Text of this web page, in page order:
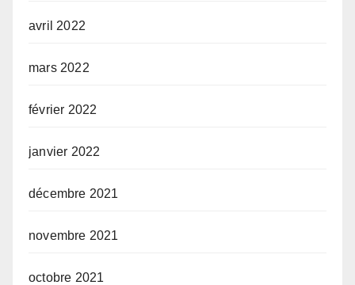
avril 2022
mars 2022
février 2022
janvier 2022
décembre 2021
novembre 2021
octobre 2021